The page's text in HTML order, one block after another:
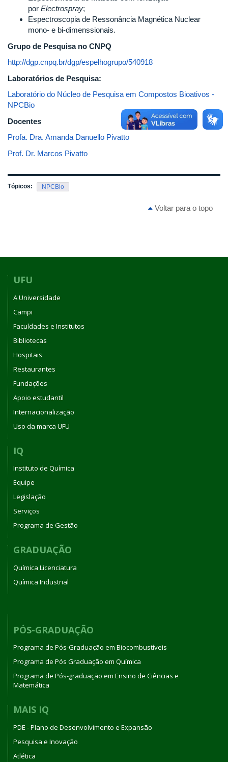
por Electrospray;
Espectroscopia de Ressonância Magnética Nuclear
mono- e bi-dimenssionais.
Grupo de Pesquisa no CNPQ
http://dgp.cnpq.br/dgp/espelhogrupo/540918
Laboratórios de Pesquisa:
Laboratório do Núcleo de Pesquisa em Compostos Bioativos -
NPCBio
Docentes
Profa. Dra. Amanda Danuello Pivatto
Prof. Dr. Marcos Pivatto
Tópicos: NPCBio
Voltar para o topo
UFU
A Universidade
Campi
Faculdades e Institutos
Bibliotecas
Hospitais
Restaurantes
Fundações
Apoio estudantil
Internacionalização
Uso da marca UFU
IQ
Instituto de Química
Equipe
Legislação
Serviços
Programa de Gestão
GRADUAÇÃO
Química Licenciatura
Química Industrial
PÓS-GRADUAÇÃO
Programa de Pós-Graduação em Biocombustíveis
Programa de Pós Graduação em Química
Programa de Pós-graduação em Ensino de Ciências e
Matemática
MAIS IQ
PDE - Plano de Desenvolvimento e Expansão
Pesquisa e Inovação
Atlética